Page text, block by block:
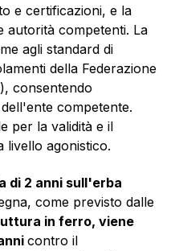
e certificazioni, e la
autorità competenti. La
agli standard di
della Federazione
consentendo
competente.
per la validità e il
livello agonistico.
di 2 anni sull'erba
come previsto dalle
in ferro, viene
contro il